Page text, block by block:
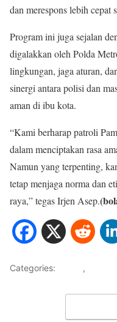
dan merespons lebih cepat
Program ini juga sejalan
digalakkan oleh Polda
lingkungan, jaga aturan,
sinergi antara polisi dan
aman di ibu kota.
“Kami berharap patroli
dalam menciptakan rasa
Namun yang terpenting,
tetap menjaga norma dan
raya,” tegas Irjen Asep.
Categories: ,